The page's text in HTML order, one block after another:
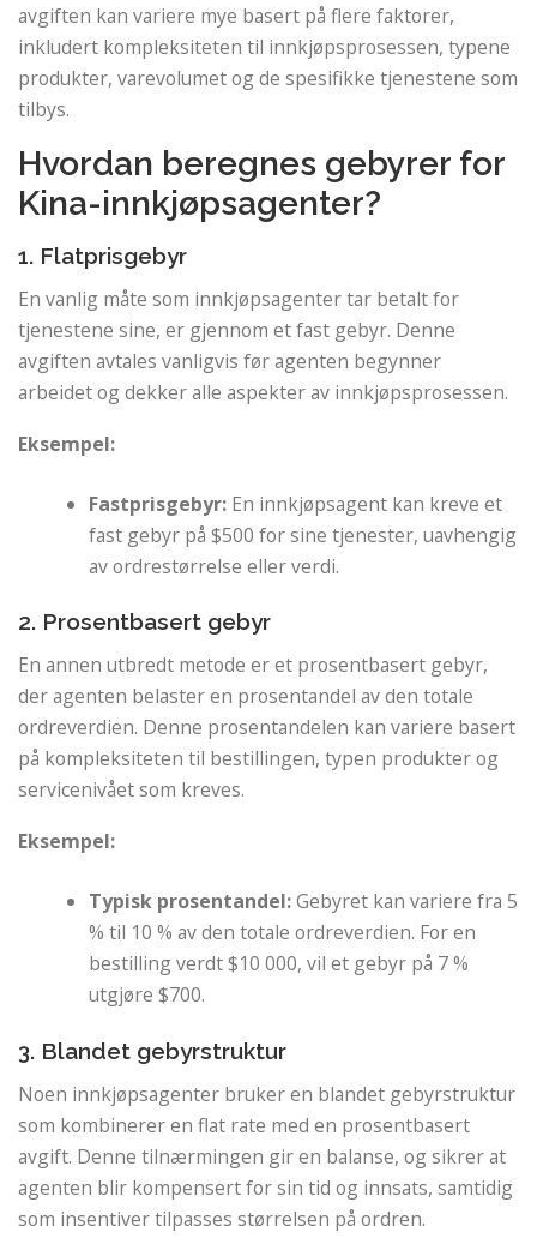
avgiften kan variere mye basert på flere faktorer,
inkludert kompleksiteten til innkjøpsprosessen, typene
produkter, varevolumet og de spesifikke tjenestene som
tilbys.
Hvordan beregnes gebyrer for
Kina-innkjøpsagenter?
1. Flatprisgebyr
En vanlig måte som innkjøpsagenter tar betalt for
tjenestene sine, er gjennom et fast gebyr. Denne
avgiften avtales vanligvis før agenten begynner
arbeidet og dekker alle aspekter av innkjøpsprosessen.
Eksempel:
Fastprisgebyr: En innkjøpsagent kan kreve et
fast gebyr på $500 for sine tjenester, uavhengig
av ordrestørrelse eller verdi.
2. Prosentbasert gebyr
En annen utbredt metode er et prosentbasert gebyr,
der agenten belaster en prosentandel av den totale
ordreverdien. Denne prosentandelen kan variere basert
på kompleksiteten til bestillingen, typen produkter og
servicenivået som kreves.
Eksempel:
Typisk prosentandel:Gebyret kan variere fra 5
% til 10 % av den totale ordreverdien. For en
bestilling verdt $10 000, vil et gebyr på 7 %
utgjøre $700.
3. Blandet gebyrstruktur
Noen innkjøpsagenter bruker en blandet gebyrstruktur
som kombinerer en flat rate med en prosentbasert
avgift. Denne tilnærmingen gir en balanse, og sikrer at
agenten blir kompensert for sin tid og innsats, samtidig
som insentiver tilpasses størrelsen på ordren.